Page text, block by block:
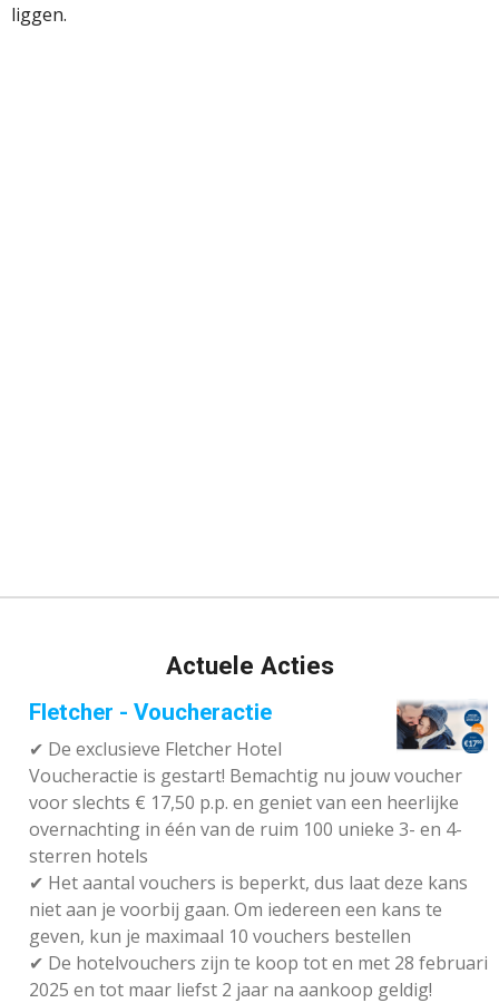
liggen.
Actuele Acties
Fletcher - Voucheractie
✔ De exclusieve Fletcher Hotel
Voucheractie is gestart! Bemachtig nu jouw voucher
voor slechts € 17,50 p.p. en geniet van een heerlijke
overnachting in één van de ruim 100 unieke 3- en 4-
sterren hotels
✔ Het aantal vouchers is beperkt, dus laat deze kans
niet aan je voorbij gaan. Om iedereen een kans te
geven, kun je maximaal 10 vouchers bestellen
✔ De hotelvouchers zijn te koop tot en met 28 februari
2025 en tot maar liefst 2 jaar na aankoop geldig!